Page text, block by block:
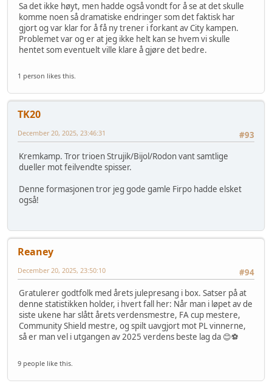
Sa det ikke høyt, men hadde også vondt for å se at det skulle
komme noen så dramatiske endringer som det faktisk har
gjort og var klar for å få ny trener i forkant av City kampen.
Problemet var og er at jeg ikke helt kan se hvem vi skulle
hentet som eventuelt ville klare å gjøre det bedre.
1 person likes this.
TK20
#93
December 20, 2025, 23:46:31
Kremkamp. Tror trioen Strujik/Bijol/Rodon vant samtlige
dueller mot feilvendte spisser.
Denne formasjonen tror jeg gode gamle Firpo hadde elsket
også!
Reaney
#94
December 20, 2025, 23:50:10
Gratulerer godtfolk med årets julepresang i box. Satser på at
denne statistikken holder, i hvert fall her: Når man i løpet av de
siste ukene har slått årets verdensmestre, FA cup mestere,
Community Shield mestre, og spilt uavgjort mot PL vinnerne,
så er man vel i utgangen av 2025 verdens beste lag da 😊⚽
9 people like this.